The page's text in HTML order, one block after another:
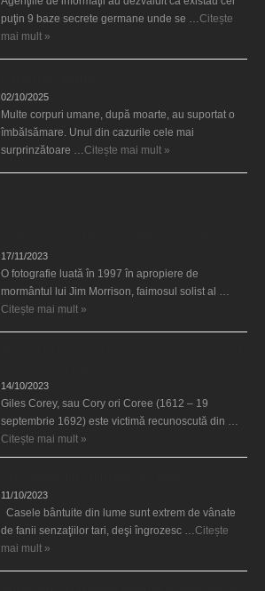
puţin 9 baze secrete germane unde se …Citește
mai mult »
02/10/2025
Multe corpuri umane, după moarte, au suportat o
îmbălsămare. Unul din cazurile cele mai
surprinzătoare …Citește mai mult »
17/11/2023
O fotografie luată în 1997 în apropiere de
mormântul lui Jim Morrison, faimosul solist al …
Citește mai mult »
14/10/2023
Giles Corey, sau Cory ori Coree (1612 – 19
septembrie 1692) este victimă recunoscută din …
Citește mai mult »
11/10/2023
Casele bântuite din lume sunt extrem de vânate
de fanii senzaţiilor tari, deşi îngrozesc …Citește
mai mult »